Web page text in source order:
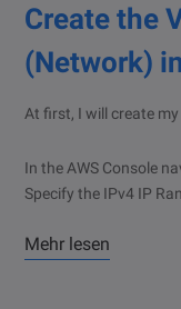
Create the
(Network)
At first, I will create
In the AWS Console
Specify the IPv4 IP
Mehr lesen